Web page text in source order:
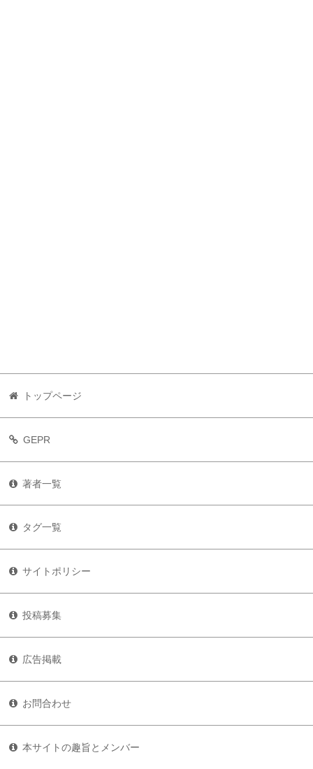
トップページ
GEPR
著者一覧
タグ一覧
サイトポリシー
投稿募集
広告掲載
お問合わせ
本サイトの趣旨とメンバー